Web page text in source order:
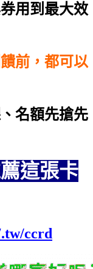
用到最大效
前，都可以
名額先搶先
這張卡
ccrd